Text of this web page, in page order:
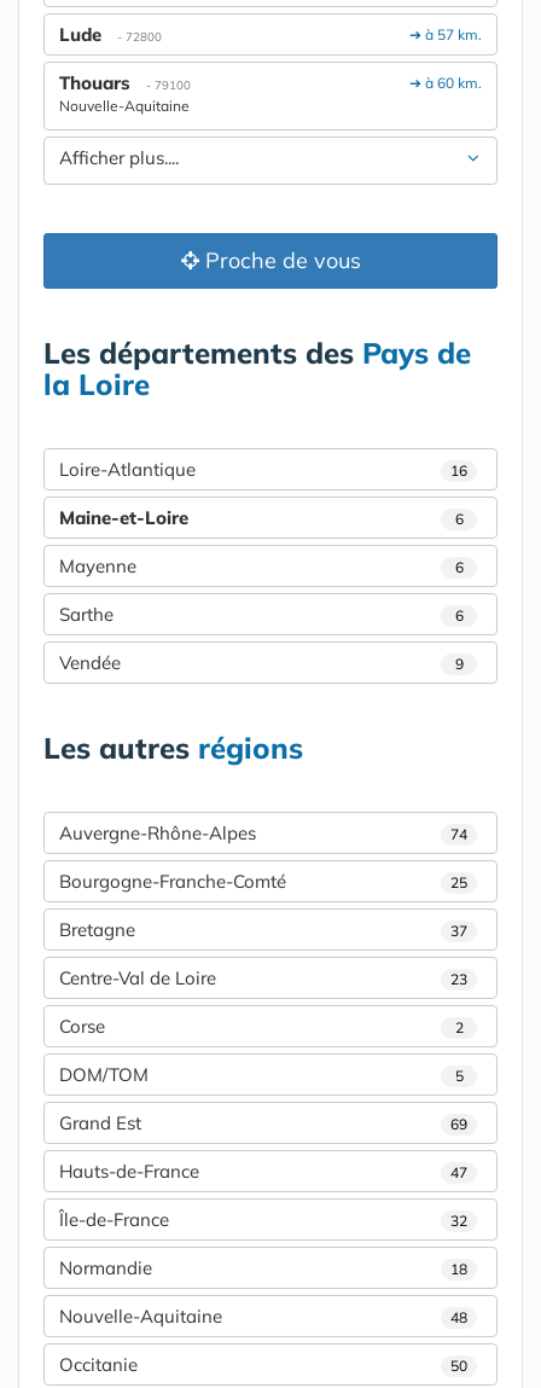
➔ à 57 km.
Lude - 72800
➔ à 60 km.
Thouars - 79100
Nouvelle-Aquitaine
Afficher plus....
Proche de vous
Les départements des Pays de
la Loire
Loire-Atlantique 16
Maine-et-Loire 6
Mayenne 6
Sarthe 6
Vendée 9
Les autres régions
Auvergne-Rhône-Alpes 74
Bourgogne-Franche-Comté 25
Bretagne 37
Centre-Val de Loire 23
Corse 2
DOM/TOM 5
Grand Est 69
Hauts-de-France 47
Île-de-France 32
Normandie 18
Nouvelle-Aquitaine 48
Occitanie 50